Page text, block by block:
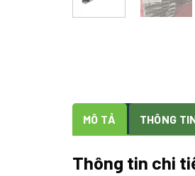
MÔ TẢ THÔNG
Thông tin chi